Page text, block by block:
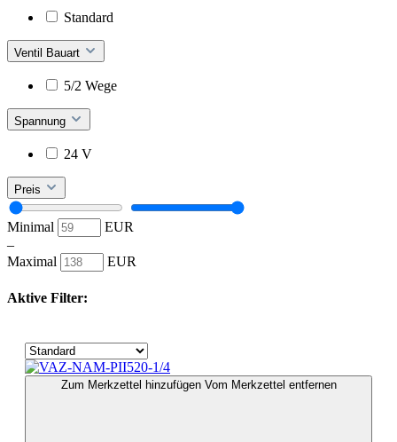
Standard
Ventil Bauart
5/2 Wege
Spannung
24 V
Preis
Minimal
EUR
–
Maximal
EUR
Aktive Filter:
Zum Merkzettel hinzufügen Vom Merkzettel entfernen